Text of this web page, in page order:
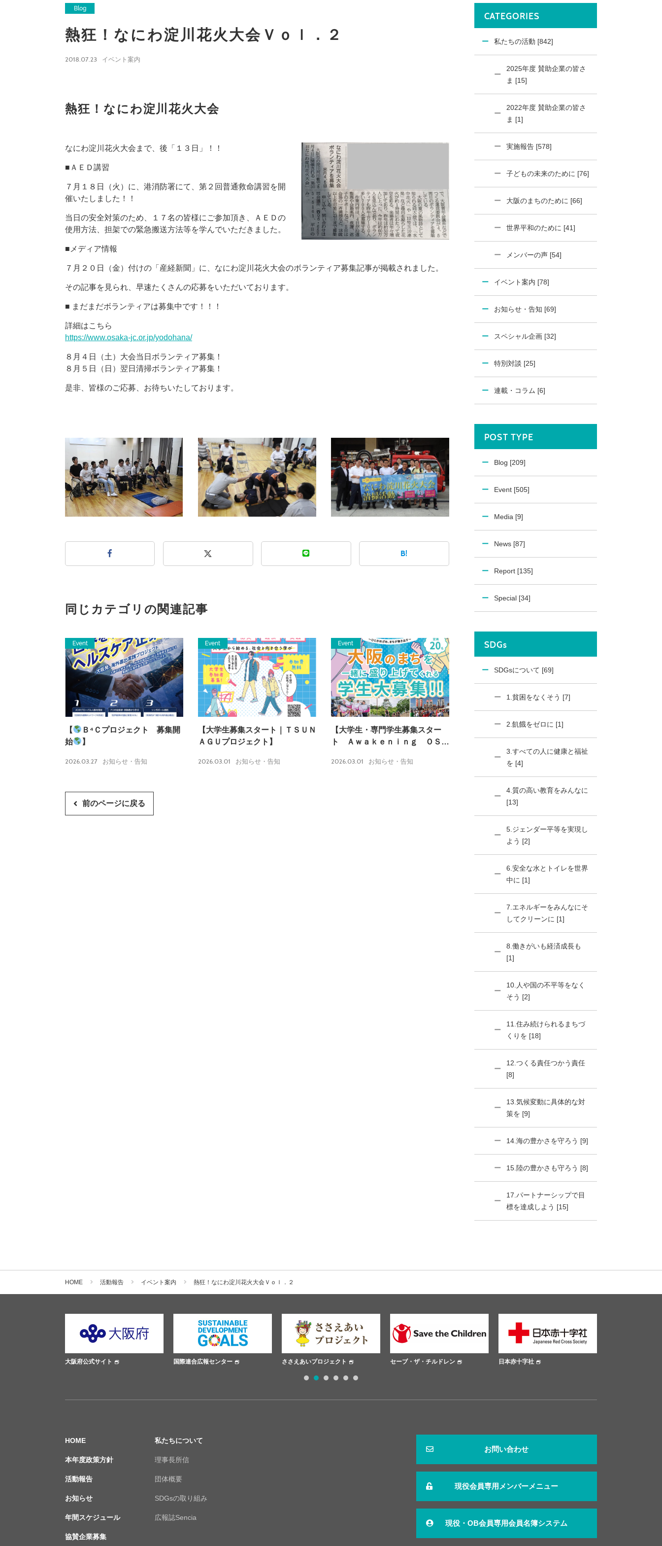
Blog
熱狂！なにわ淀川花火大会Ｖｏｌ．２
2018.07.23 イベント案内
熱狂！なにわ淀川花火大会
なにわ淀川花火大会まで、後「１３日」！！
■ＡＥＤ講習
７月１８日（火）に、港消防署にて、第２回普通救命講習を開
催いたしました！！
当日の安全対策のため、１７名の皆様にご参加頂き、ＡＥＤの
使用方法、担架での緊急搬送方法等を学んでいただきました。
■メディア情報
７月２０日（金）付けの「産経新聞」に、なにわ淀川花火大会のボランティア募集記事が掲載されました。
その記事を見られ、早速たくさんの応募をいただいております。
■ まだまだボランティアは募集中です！！！
詳細はこちら
https://www.osaka-jc.or.jp/yodohana/
８月４日（土）大会当日ボランティア募集！
８月５日（日）翌日清掃ボランティア募集！
是非、皆様のご応募、お待ちいたしております。
B!
同じカテゴリの関連記事
Event
【
Ｂ⁴Ｃプロジェクト 募集開
始
】
2026.03.27 お知らせ・告知
Event
【大学生募集スタート｜ＴＳＵＮ
ＡＧＵプロジェクト】
2026.03.01 お知らせ・告知
Event
【大学生・専門学生募集スター
ト Ａｗａｋｅｎｉｎｇ ＯＳＡ
2026.03.01 お知らせ・告知
前のページに戻る
CATEGORIES
私たちの活動 [842]
2025年度 賛助企業の皆さ
ま [15]
2022年度 賛助企業の皆さ
ま [1]
実施報告 [578]
子どもの未来のために [76]
大阪のまちのために [66]
世界平和のために [41]
メンバーの声 [54]
イベント案内 [78]
お知らせ・告知 [69]
スペシャル企画 [32]
特別対談 [25]
連載・コラム [6]
POST TYPE
Blog [209]
Event [505]
Media [9]
News [87]
Report [135]
Special [34]
SDGs
SDGsについて [69]
1.貧困をなくそう [7]
2.飢餓をゼロに [1]
3.すべての人に健康と福祉
を [4]
4.質の高い教育をみんなに
[13]
5.ジェンダー平等を実現し
よう [2]
6.安全な水とトイレを世界
中に [1]
7.エネルギーをみんなにそ
してクリーンに [1]
8.働きがいも経済成長も
[1]
10.人や国の不平等をなく
そう [2]
11.住み続けられるまちづ
くりを [18]
12.つくる責任つかう責任
[8]
13.気候変動に具体的な対
策を [9]
14.海の豊かさを守ろう [9]
15.陸の豊かさも守ろう [8]
17.パートナーシップで目
標を達成しよう [15]
HOME 活動報告 イベント案内 熱狂！なにわ淀川花火大会Ｖｏｌ．２
大阪府公式サイト 国際連合広報センター ささえあいプロジェクト セーブ・ザ・チルドレン 日本赤十字社
HOME
本年度政策方針
活動報告
お知らせ
年間スケジュール
協賛企業募集
私たちについて
理事長所信
団体概要
SDGsの取り組み
広報誌Sencia
お問い合わせ
現役会員専用メンバーメニュー
現役・OB会員専用会員名簿システム